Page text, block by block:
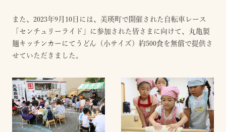
また、2023年9月10日には、美瑛町で開催された自転車レース
「センチュリーライド」に参加された皆さまに向けて、丸亀製
麺キッチンカーにてうどん（小サイズ）約500食を無償で提供さ
せていただきました。